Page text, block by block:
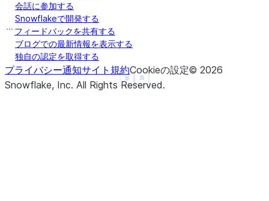
Show less
See more
会話に参加する
Snowflakeで開発する
フィードバックを共有する
ブログでの最新情報を表示する
独自の認定を取得する
プライバシー通知サイト規約Cookieの設定© 2026
Snowflake, Inc. All Rights Reserved.